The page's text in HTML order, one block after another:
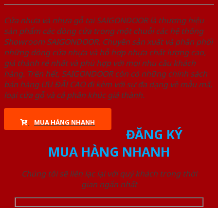
Cửa nhựa và nhựa gỗ tại SAIGONDOOR là thương hiệu
sản phẩm các dòng cửa trong một chuỗi các hệ thống
Showroom SAIGONDOOR. Chuyên sản xuất và phân phối
những dòng cửa nhựa và hỗ hợp nhựa chất lượng cao,
giá thành rẻ nhất và phù hợp với mọi nhu cầu khách
hàng. Trên hết, SAIGONDOOR còn có những chính sách
bán hàng ƯU ĐÃI CAO đi kèm với sự đa dạng về mẫu mã,
loại cửa gỗ và cả phân khúc giá thành.
MUA HÀNG NHANH
ĐĂNG KÝ
MUA HÀNG NHANH
Chúng tôi sẽ liên lạc lại với quý khách trong thời
gian ngắn nhất